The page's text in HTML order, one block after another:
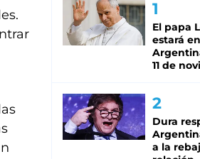
El papa
estará
11 de
Dura
a la